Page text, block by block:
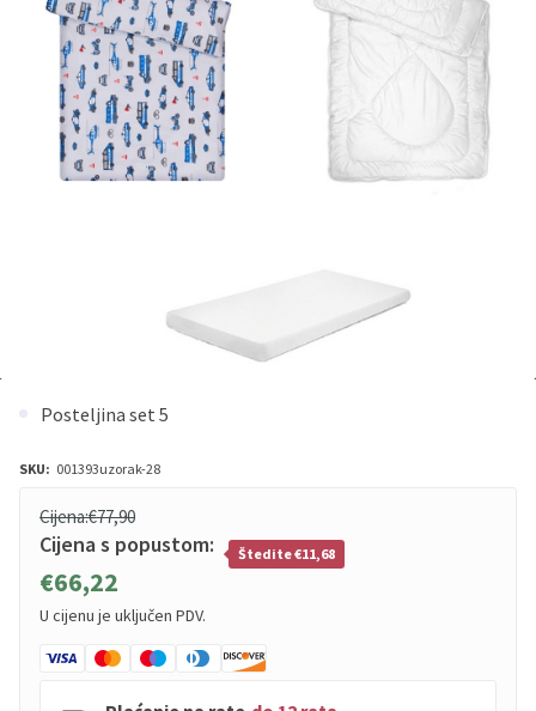
Posteljina set 5
SKU: 001393uzorak-28
Cijena:€77,90
Cijena s popustom:
€66,22
Štedite €11,68
U cijenu je uključen PDV.